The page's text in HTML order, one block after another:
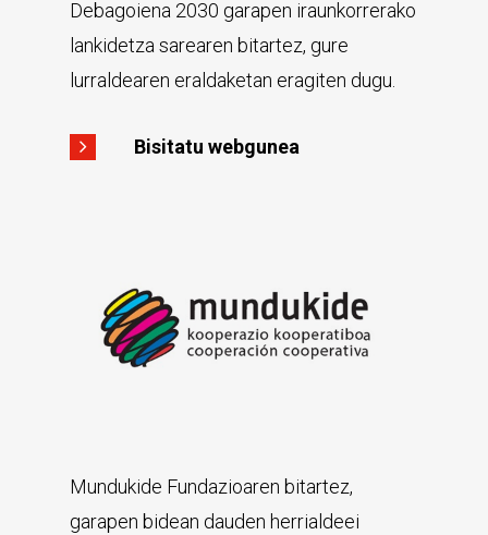
Debagoiena 2030 garapen iraunkorrerako
lankidetza sarearen bitartez, gure
lurraldearen eraldaketan eragiten dugu.
Bisitatu webgunea
Mundukide Fundazioaren bitartez,
garapen bidean dauden herrialdeei